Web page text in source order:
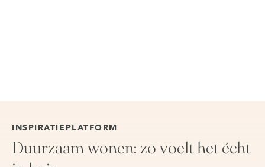
INSPIRATIEPLATFORM
Duurzaam wonen: zo voelt het écht